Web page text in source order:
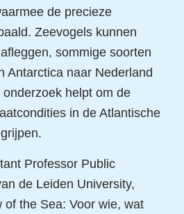
de precieze
Zeevogels kunnen
sommige soorten
Antarctica naar Nederland
helpt om de
in de Atlantische
Professor Public
de Leiden University,
of the Sea: Voor wie, wat